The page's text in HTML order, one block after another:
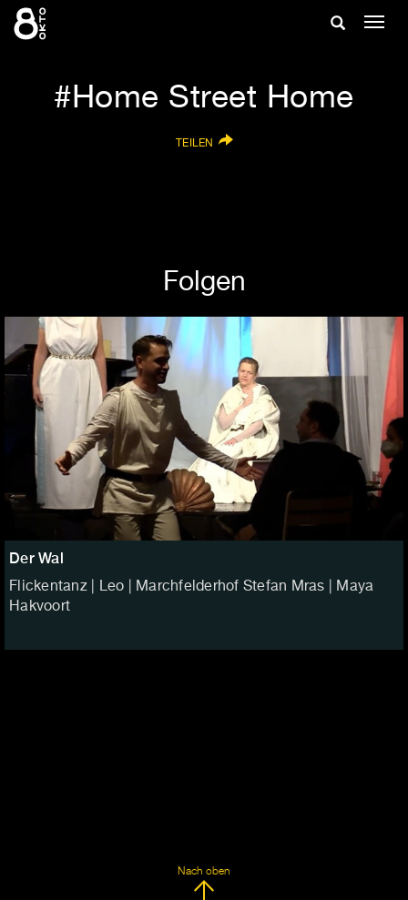
Zum
Inhalt
Suche
Home Street Home
TEILEN
Folgen
Der Wal
Flickentanz | Leo | Marchfelderhof Stefan Mras | Maya
Hakvoort
Nach oben